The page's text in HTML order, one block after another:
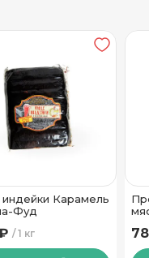
Карамель
Фуд
1 кг
МК